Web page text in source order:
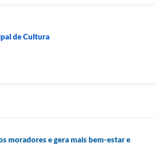
de Cultura
moradores e gera mais bem-estar e